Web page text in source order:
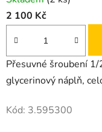
2 100 Kč
Přesuvné šroubení
glycerinový náplň,
Kód: 3.595300